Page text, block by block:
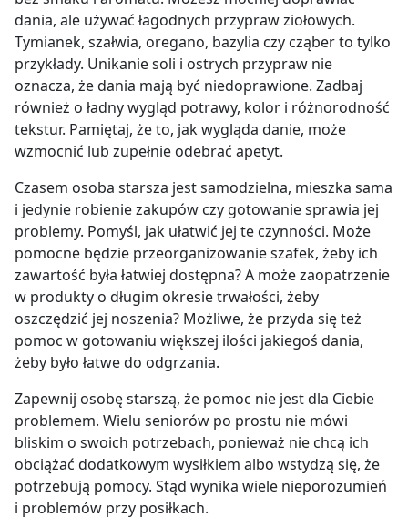
dania, ale używać łagodnych przypraw ziołowych.
Tymianek, szałwia, oregano, bazylia czy cząber to tylko
przykłady. Unikanie soli i ostrych przypraw nie
oznacza, że dania mają być niedoprawione. Zadbaj
również o ładny wygląd potrawy, kolor i różnorodność
tekstur. Pamiętaj, że to, jak wygląda danie, może
wzmocnić lub zupełnie odebrać apetyt.
Czasem osoba starsza jest samodzielna, mieszka sama
i jedynie robienie zakupów czy gotowanie sprawia jej
problemy. Pomyśl, jak ułatwić jej te czynności. Może
pomocne będzie przeorganizowanie szafek, żeby ich
zawartość była łatwiej dostępna? A może zaopatrzenie
w produkty o długim okresie trwałości, żeby
oszczędzić jej noszenia? Możliwe, że przyda się też
pomoc w gotowaniu większej ilości jakiegoś dania,
żeby było łatwe do odgrzania.
Zapewnij osobę starszą, że pomoc nie jest dla Ciebie
problemem. Wielu seniorów po prostu nie mówi
bliskim o swoich potrzebach, ponieważ nie chcą ich
obciążać dodatkowym wysiłkiem albo wstydzą się, że
potrzebują pomocy. Stąd wynika wiele nieporozumień
i problemów przy posiłkach.